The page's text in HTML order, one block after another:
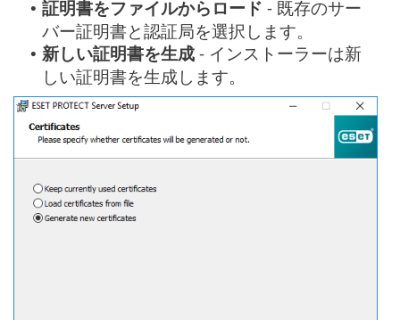
• 証明書をファイルからロード - 既存のサー
バー証明書と認証局を選択します。
• 新しい証明書を生成 - インストーラーは新
しい証明書を生成します。